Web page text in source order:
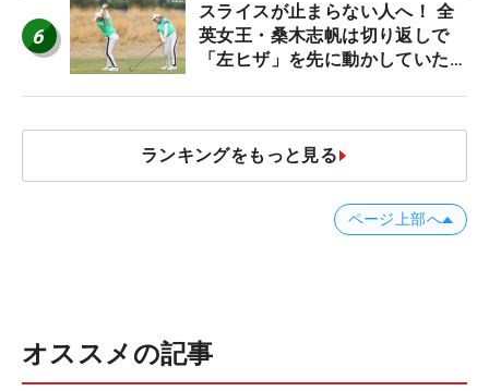
6
スライスが止まらない人へ！ 全
英女王・桑木志帆は切り返しで
「左ヒザ」を先に動かしていた
ランキングをもっと見る
ページ上部へ
オススメの記事